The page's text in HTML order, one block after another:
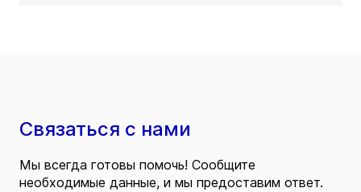
Связаться с нами
Мы всегда готовы помочь! Сообщите
необходимые данные, и мы предоставим ответ.